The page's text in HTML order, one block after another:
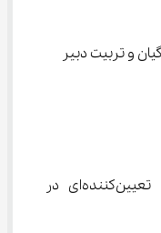
و تربیت دبیر
مطالعه دقیق این دفترچه، نقش تعیین‌کننده‌ای در